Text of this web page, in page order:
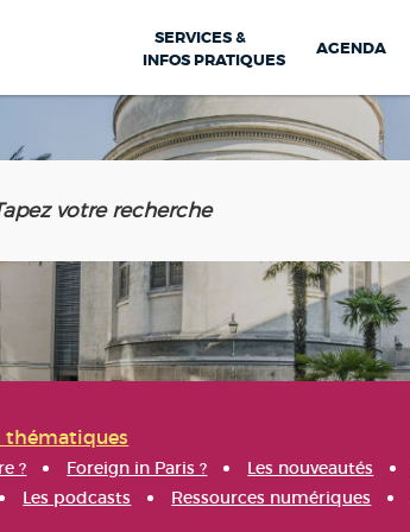
SERVICES &
INFOS PRATIQUES
AGENDA
thématiques
? Foreign in Paris ? Les nouveautés
Les podcasts Ressources numériques